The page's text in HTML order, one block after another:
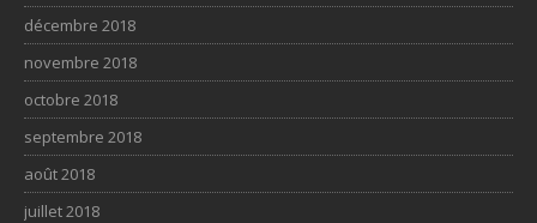
décembre 2018
novembre 2018
octobre 2018
septembre 2018
août 2018
juillet 2018